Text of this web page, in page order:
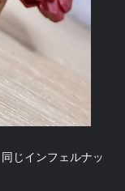
じインフェルナッ